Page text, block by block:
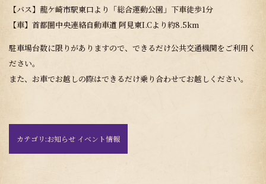
【バス】龍ケ崎市駅東口より「総合運動公園」下車徒歩1分
【車】首都圏中央連絡自動車道 阿見東I.Cより約8.5km
駐車場台数に限りがありますので、できるだけ公共交通機関をご利用く
ださい。
また、お車でお越しの際はできるだけ乗り合わせてお越しください。
カテゴリ:お知らせ イベント情報